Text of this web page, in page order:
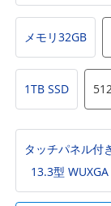
メモリ32GB
1TB SSD
タッチパネル付
13.3型 WUXGA